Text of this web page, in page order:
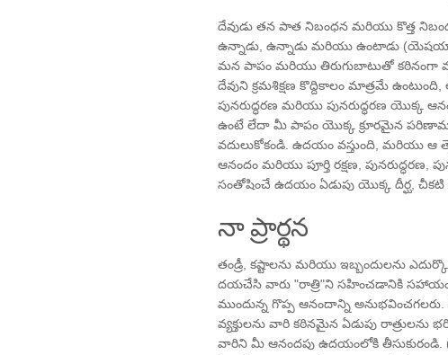
దేవుడు తన పాత నిబంధన మరియు కొత్త
ఉన్నాడు, ఉన్నాడు మరియు ఉంటాడు (యెషయా
మన పాపం మరియు తిరుగుబాటుతో కఠినంగా
దేవుని క్రమశిక్షణ కొద్దికాలం మాత్రమే
పునరుద్ధరణ మరియు పునరుద్ధరణ యొక్క
ఉంటే లేదా మీ పాపం యొక్క క్రూరమైన
వదులుకోకండి. ఉదయం వస్తుంది, మరియు ఆ
ఆనందం మరియు పూర్తి రక్షణ, పునరుద్ధరణ,
సంతోషించే ఉదయం ఏడుపు యొక్క దీర్ఘ, చీకటి
నా ప్రార్థన
తండ్రీ, కష్టాలను మరియు ఇబ్బందులను
దయచేసి వారు "రాత్రి"ని సహించడానికి
ముందున్న గొప్ప ఆనందాన్ని
వ్యక్తులను వారి కఠినమైన ఏడుపు రాత్రులను
వారిని మీ ఆనందపు ఉదయంలోకి